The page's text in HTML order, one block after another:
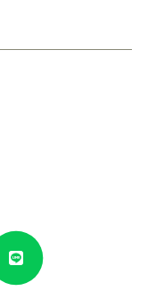
ろ
し